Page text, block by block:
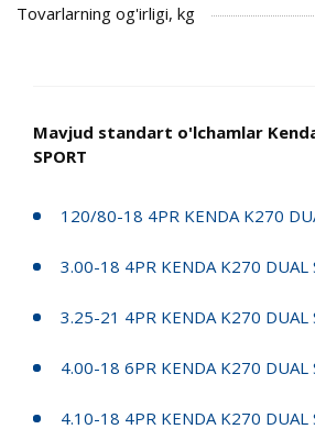
Tovarlarning og'irligi, kg
Mavjud standart o'lchamlar
SPORT
120/80-18 4PR KENDA K270
3.00-18 4PR KENDA K270 DUAL
3.25-21 4PR KENDA K270 DUAL
4.00-18 6PR KENDA K270 DUAL
4.10-18 4PR KENDA K270 DUAL